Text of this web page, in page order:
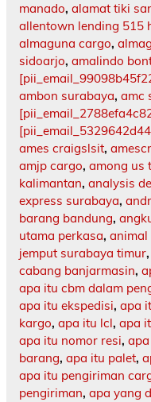
manado, alamat tiki
allentown lending 515
almaguna cargo,
sidoarjo, amalindo
ambon surabaya, amc
ames craigslsit,
amjp cargo, among us
kalimantan, analysis
express surabaya,
barang bandung,
utama perkasa,
jemput surabaya timur,
cabang banjarmasin,
apa itu cbm dalam
apa itu ekspedisi, apa
kargo, apa itu lcl, apa
apa itu nomor resi,
barang, apa itu palet,
apa itu pengiriman
pengiriman, apa yang